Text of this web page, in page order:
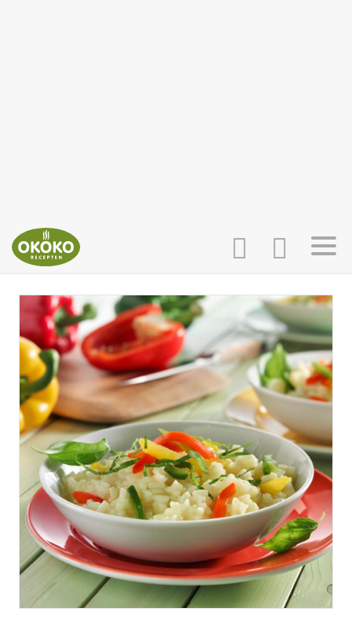
INLOGGEN
AANMELDEN
HOME
RECEPTEN
WEEKMENU'S
KOOKBOEKEN